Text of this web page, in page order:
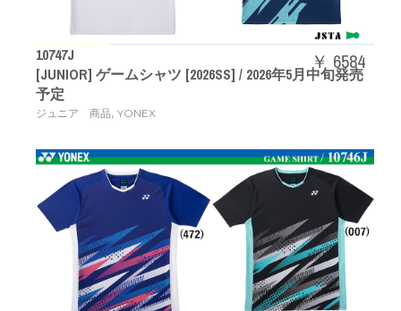
10747J
[JUNIOR] ゲームシャツ [2026SS] / 2026年5月中旬発売
予定
ジュニア 商品, YONEX
￥ 6584